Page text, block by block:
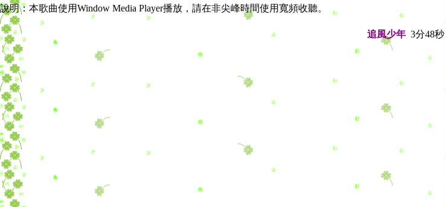
說明：本歌曲使用Window Media Player播放，請在非尖峰時間使用寬頻收聽。
追風少年 3分48秒